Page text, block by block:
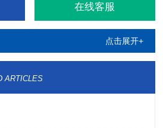
在线客服
点击展开+
ARTICLES